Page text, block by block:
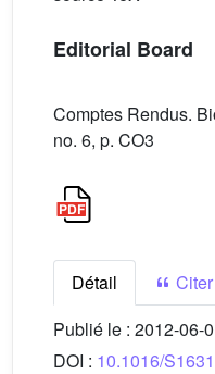
Editorial Board
Comptes Rendus.
no. 6, p. CO3
Détail
Publié le : 2012-06-
DOI : 10.1016/